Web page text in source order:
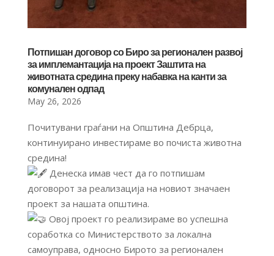
Потпишан договор со Биро за регионален развој
за имплемантација на проект Заштита на
животната средина преку набавка на канти за
комунален одпад
May 26, 2026
Почитувани граѓани на Општина Дебрца,
континуирано инвестираме во почиста животна
средина!
Денеска имав чест да го потпишам
договорот за реализација на новиот значаен
проект за нашата општина.
Овој проект го реализираме во успешна
соработка со Министерството за локална
самоуправа, односно Бирото за регионален